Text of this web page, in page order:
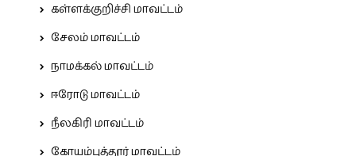
கள்ளக்குறிச்சி மாவட்டம்
சேலம் மாவட்டம்
நாமக்கல் மாவட்டம்
ஈரோடு மாவட்டம்
நீலகிரி மாவட்டம்
கோயம்புத்தூர் மாவட்டம்